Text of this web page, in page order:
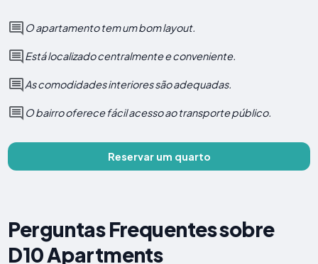
O apartamento tem um bom layout.
Está localizado centralmente e conveniente.
As comodidades interiores são adequadas.
O bairro oferece fácil acesso ao transporte público.
Reservar um quarto
Perguntas Frequentes sobre
D10 Apartments